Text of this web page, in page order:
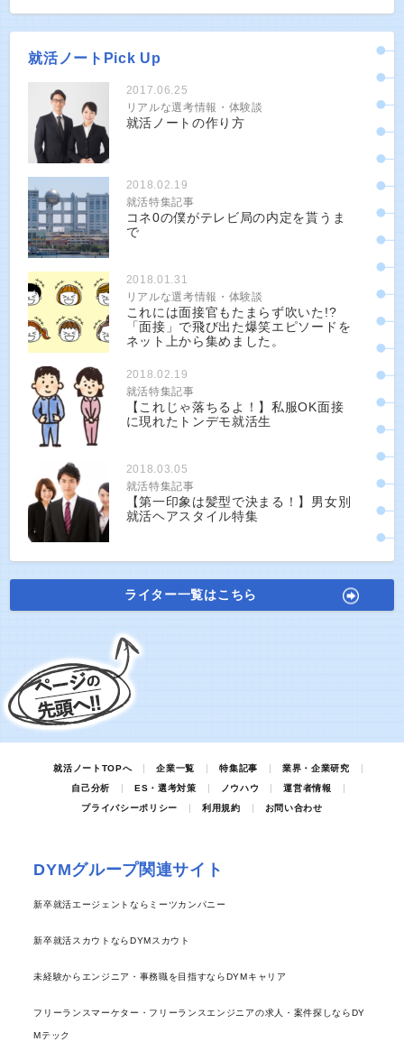
就活ノートPick Up
2017.06.25
リアルな選考情報・体験談
就活ノートの作り方
2018.02.19
就活特集記事
コネ0の僕がテレビ局の内定を貰うま
で
2018.01.31
リアルな選考情報・体験談
これには面接官もたまらず吹いた!?
「面接」で飛び出た爆笑エピソードを
ネット上から集めました。
2018.02.19
就活特集記事
【これじゃ落ちるよ！】私服OK面接
に現れたトンデモ就活生
2018.03.05
就活特集記事
【第一印象は髪型で決まる！】男女別
就活ヘアスタイル特集
ライター一覧はこちら
就活ノートTOPへ 企業一覧 特集記事
業界・企業研究
自己分析
ES・選考対策 ノウハウ
運営者情報
プライバシーポリシー
利用規約 お問い合わせ
DYMグループ関連サイト
新卒就活エージェントならミーツカンパニー
新卒就活スカウトならDYMスカウト
未経験からエンジニア・事務職を目指すならDYMキャリア
フリーランスマーケター・フリーランスエンジニアの求人・案件探しならDY
Mテック